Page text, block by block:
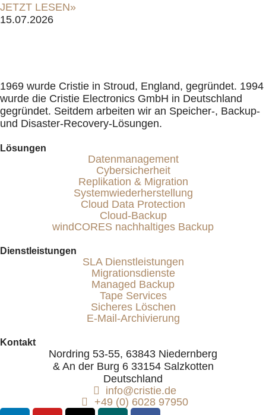
JETZT LESEN»
15.07.2026
1969 wurde Cristie in Stroud, England, gegründet. 1994
wurde die Cristie Electronics GmbH in Deutschland
gegründet. Seitdem arbeiten wir an Speicher-, Backup-
und Disaster-Recovery-Lösungen.
Lösungen
Datenmanagement
Cybersicherheit
Replikation & Migration
Systemwiederherstellung
Cloud Data Protection
Cloud-Backup
windCORES nachhaltiges Backup
Dienstleistungen
SLA Dienstleistungen
Migrationsdienste
Managed Backup
Tape Services
Sicheres Löschen
E-Mail-Archivierung
Kontakt
Nordring 53-55, 63843 Niedernberg
& An der Burg 6 33154 Salzkotten
Deutschland
info@cristie.de
+49 (0) 6028 97950